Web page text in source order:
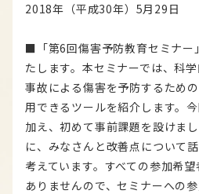
2018年（平成30年）5月29日
■「第6回傷害予防教育セミナー
たします。本セミナーでは、科学
事故による傷害を予防するため
用できるツールを紹介します。
加え、初めて事前課題を設けま
に、みなさんと改善点について
考えています。すべての参加希
ありませんので、セミナーへの